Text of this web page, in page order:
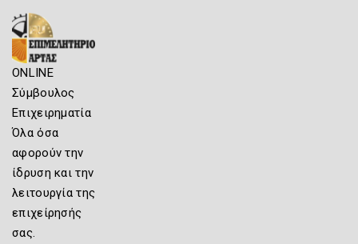
ONLINE
Σύμβουλος
Επιχειρηματία
Όλα όσα
αφορούν την
ίδρυση και την
λειτουργία της
επιχείρησής
σας.